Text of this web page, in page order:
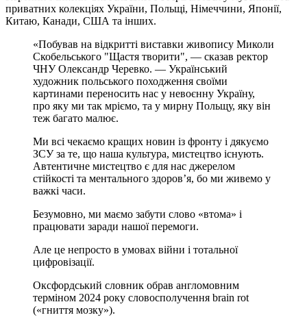
приватних колекціях України, Польщі, Німеччини, Японії,
Китаю, Канади, США та інших.
«Побував на відкритті виставки живопису Миколи
Скобельського "Щастя творити", — сказав ректор
ЧНУ Олександр Черевко. — Український
художник польського походження своїми
картинами переносить нас у невоєнну Україну,
про яку ми так мріємо, та у мирну Польщу, яку він
теж багато малює.
Ми всі чекаємо кращих новин із фронту і дякуємо
ЗСУ за те, що наша культура, мистецтво існують.
Автентичне мистецтво є для нас джерелом
стійкості та ментального здоров’я, бо ми живемо у
важкі часи.
Безумовно, ми маємо забути слово «втома» і
працювати заради нашої перемоги.
Але це непросто в умовах війни і тотальної
цифровізації.
Оксфордський словник обрав англомовним
терміном 2024 року словосполучення brain rot
(«гниття мозку»).